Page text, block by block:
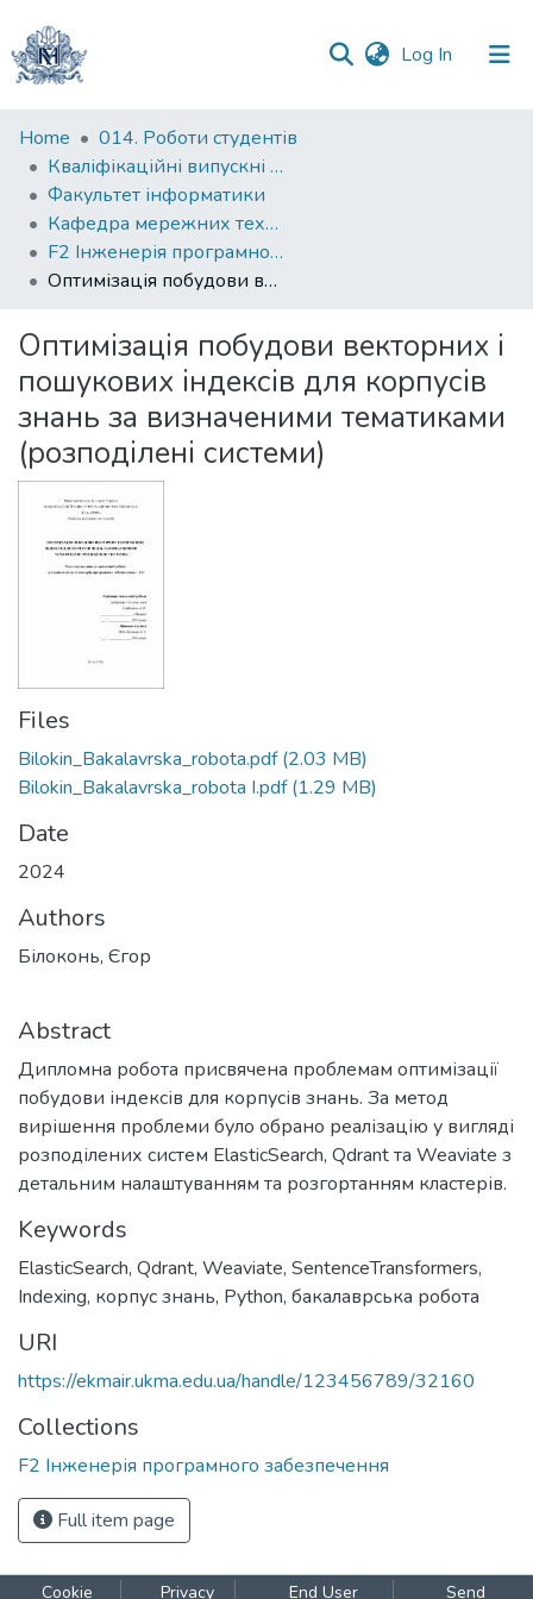
Log In (current)
Communities
&
Collections
All of DSpace
Home
014. Роботи студентів
Кваліфікаційні випускні роботи здобувачів вищої освіти бакалаврських програм
Факультет інформатики
Кафедра мережних технологій
F2 Інженерія програмного забезпечення
Оптимізація побудови векторних і пошукових індексів для корпусів знань за визначеними тематиками (розподілені системи)
Оптимізація побудови векторних і
пошукових індексів для корпусів
знань за визначеними тематиками
(розподілені системи)
Files
Bilokin_Bakalavrska_robota.pdf(2.03 MB)
Bilokin_Bakalavrska_robota І.pdf(1.29 MB)
Date
2024
Authors
Білоконь, Єгор
Abstract
Дипломна робота присвячена проблемам оптимізації
побудови індексів для корпусів знань. За метод
вирішення проблеми було обрано реалізацію у вигляді
розподілених систем ElasticSearch, Qdrant та Weaviate з
детальним налаштуванням та розгортанням кластерів.
Keywords
ElasticSearch, Qdrant, Weaviate, SentenceTransformers,
Indexing, корпус знань, Python, бакалаврська робота
URI
https://ekmair.ukma.edu.ua/handle/123456789/32160
Collections
F2 Інженерія програмного забезпечення
Full item page
Cookie Privacy End User Send